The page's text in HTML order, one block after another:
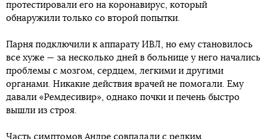
протестировали его на коронавирус, который
обнаружили только со второй попытки.
Парня подключили к аппарату ИВЛ, но ему становилось
все хуже — за несколько дней в больнице у него начались
проблемы с мозгом, сердцем, легкими и другими
органами. Никакие действия врачей не помогали. Ему
давали «Ремдесивир», однако почки и печень быстро
вышли из строя.
Часть симптомов Андре совпадали с редким